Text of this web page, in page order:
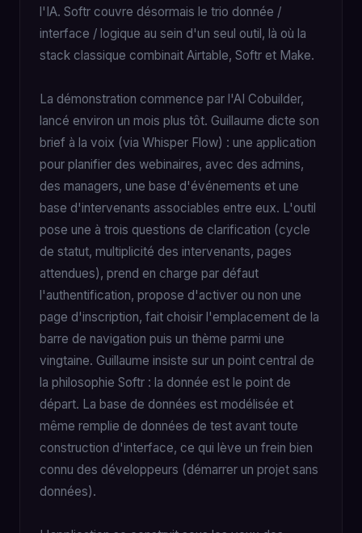
l'IA. Softr couvre désormais le trio donnée /
interface / logique au sein d'un seul outil, là où la
stack classique combinait Airtable, Softr et Make.
La démonstration commence par l'AI Cobuilder,
lancé environ un mois plus tôt. Guillaume dicte son
brief à la voix (via Whisper Flow) : une application
pour planifier des webinaires, avec des admins,
des managers, une base d'événements et une
base d'intervenants associables entre eux. L'outil
pose une à trois questions de clarification (cycle
de statut, multiplicité des intervenants, pages
attendues), prend en charge par défaut
l'authentification, propose d'activer ou non une
page d'inscription, fait choisir l'emplacement de la
barre de navigation puis un thème parmi une
vingtaine. Guillaume insiste sur un point central de
la philosophie Softr : la donnée est le point de
départ. La base de données est modélisée et
même remplie de données de test avant toute
construction d'interface, ce qui lève un frein bien
connu des développeurs (démarrer un projet sans
données).